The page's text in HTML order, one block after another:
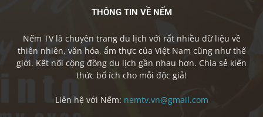
THÔNG TIN VỀ NẾM
Nếm TV là chuyên trang du lịch với rất nhiều dữ liệu về
thiên nhiên, văn hóa, ẩm thực của Việt Nam cũng như thế
giới. Kết nối cộng đồng du lịch gần nhau hơn. Chia sẻ kiến
thức bổ ích cho mỗi độc giả!
Liên hệ với Nếm: nemtv.vn@gmail.com